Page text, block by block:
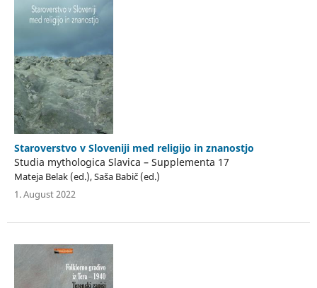
Staroverstvo v Sloveniji med religijo in znanostjo
Studia mythologica Slavica – Supplementa 17
Mateja Belak (ed.), Saša Babič (ed.)
1. August 2022